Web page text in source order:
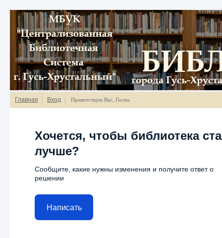
Главная Вход Приветствую Вас Гость
Хочется, чтобы библиотека
лучше?
Сообщите, какие нужны изменения и получите ответ о
решении
Написать